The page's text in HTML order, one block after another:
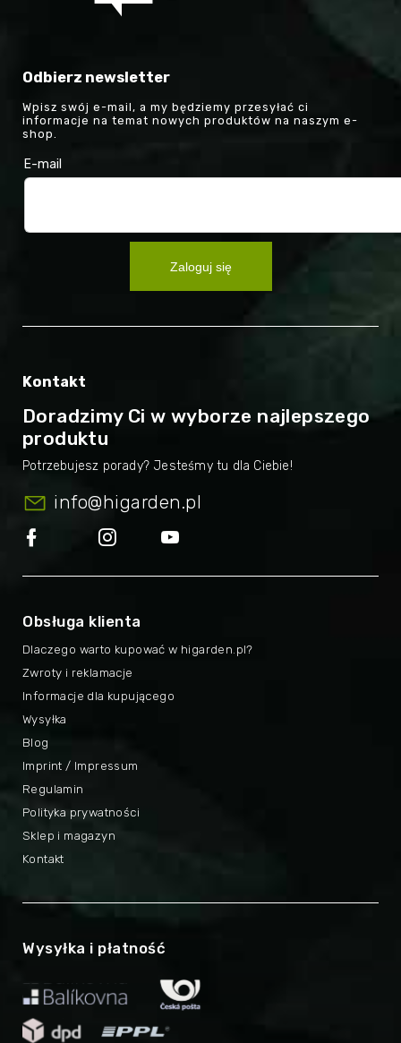
Odbierz newsletter
Wpisz swój e-mail, a my będziemy przesyłać ci
informacje na temat nowych produktów na naszym e-
shop.
E-mail
Zaloguj się
Kontakt
Doradzimy Ci w wyborze najlepszego
produktu
info@higarden.pl
Obsługa klienta
Dlaczego warto kupować w higarden.pl?
Imprint / Impressum
Zwroty i reklamacje
Regulamin
Informacje dla kupującego
Polityka prywatności
Wysyłka
Sklep i magazyn
Blog
Kontakt
Wysyłka i płatność